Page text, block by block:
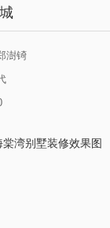
澍锜